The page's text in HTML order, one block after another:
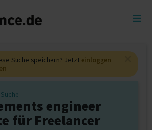
Suche speichern? Jetzt einloggen
engineer
für Freelancer